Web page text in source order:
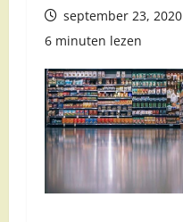
september 23, 2020
6 minuten lezen